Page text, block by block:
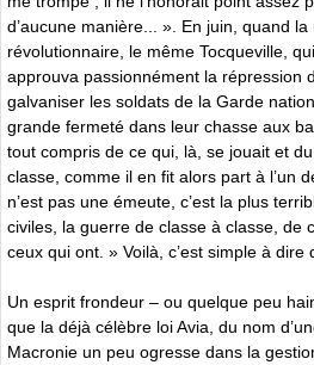
d’aucune manière... ». En juin, quand
révolutionnaire, le même Tocqueville,
approuva passionnément la répression
galvaniser les soldats de la Garde
grande fermeté dans leur chasse aux
tout compris de ce qui, là, se jouait et
classe, comme il en fit alors part à l’un
n’est pas une émeute, c’est la plus
civiles, la guerre de classe à classe, de
ceux qui ont. » Voilà, c’est simple à dire
Un esprit frondeur – ou quelque peu
que la déjà célèbre loi Avia, du nom
Macronie un peu ogresse dans la